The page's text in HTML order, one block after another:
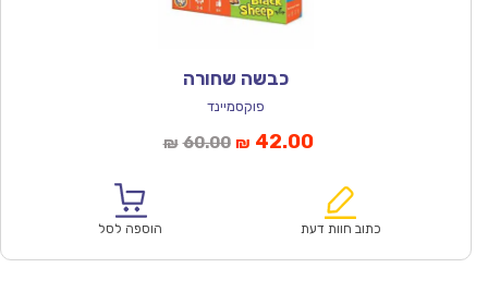
כבשה שחורה
פוקסמיינד
₪ 60.00המחיר
₪60.00.
₪ 42.00המחיר
הוא:
כתוב חוות דעת הוספה לסל